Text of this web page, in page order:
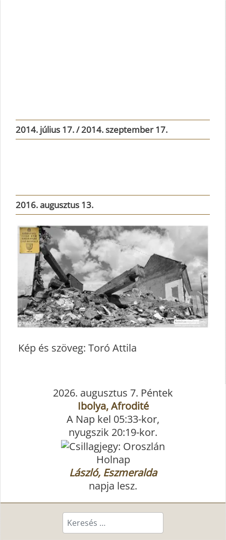
2014. július 17. /2014. szeptember 17.
2016. augusztus 13.
Kép és szöveg: Toró Attila
2026. augusztus 7. Péntek
Ibolya, Afrodité
A Nap kel 05:33-kor,
nyugszik 20:19-kor.
Holnap
László, Eszmeralda
napja lesz.
Keresés...